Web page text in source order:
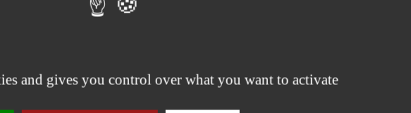
and gives you control over what you want to activate